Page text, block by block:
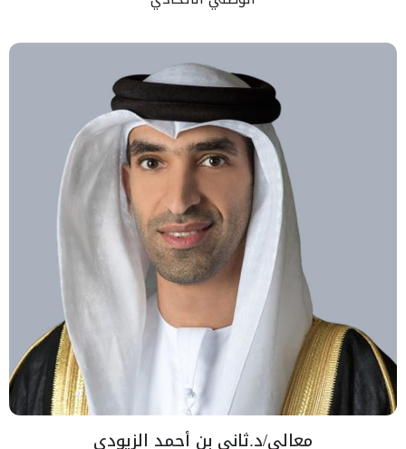
معالي/د.ثاني بن أحمد الزيودي